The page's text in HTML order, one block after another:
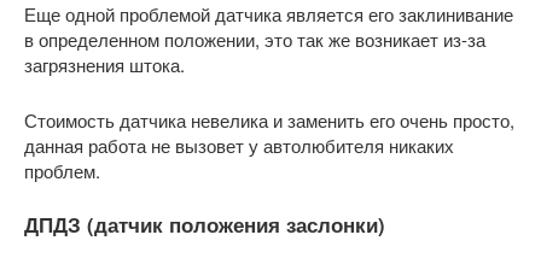
Еще одной проблемой датчика является его заклинивание
в определенном положении, это так же возникает из-за
загрязнения штока.
Стоимость датчика невелика и заменить его очень просто,
данная работа не вызовет у автолюбителя никаких
проблем.
ДПДЗ (датчик положения заслонки)